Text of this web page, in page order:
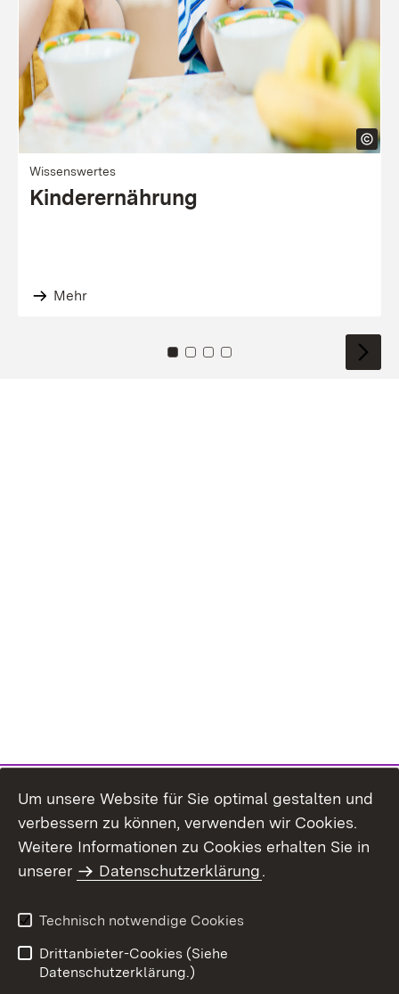
Wissenswertes
Kinderernährung
Mehr
Zu Kachel: 0
Zu Kachel: 1
Zu Kachel: 2
Zu Kachel: 3
Themenübersicht
Um unsere Website für Sie optimal gestalten und
verbessern zu können, verwenden wir Cookies.
Weitere Informationen zu Cookies erhalten Sie in
unserer
Datenschutzerklärung.
Technisch notwendige Cookies
Drittanbieter-Cookies (Siehe
Datenschutzerklärung.)